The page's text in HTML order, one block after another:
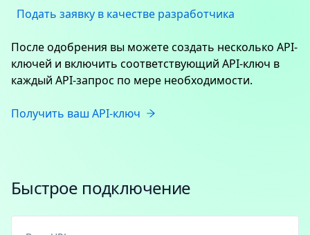
Подать заявку в качестве разработчика
После одобрения вы можете создать несколько API-
ключей и включить соответствующий API-ключ в
каждый API-запрос по мере необходимости.
Получить ваш API-ключ
Быстрое подключение